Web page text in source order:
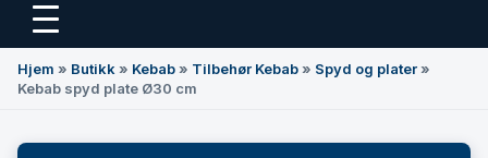
Hovedinnhold
Hjem » Butikk » Kebab» Tilbehør Kebab» Spyd og plater»
Kebab spyd plate Ø30 cm